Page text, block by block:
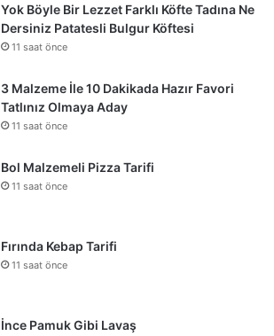
Yok Böyle Bir Lezzet Farklı Köfte Tadına Ne
Dersiniz Patatesli Bulgur Köftesi
11 saat önce
3 Malzeme İle 10 Dakikada Hazır Favori
Tatlınız Olmaya Aday
11 saat önce
Bol Malzemeli Pizza Tarifi
11 saat önce
Fırında Kebap Tarifi
11 saat önce
İnce Pamuk Gibi Lavaş